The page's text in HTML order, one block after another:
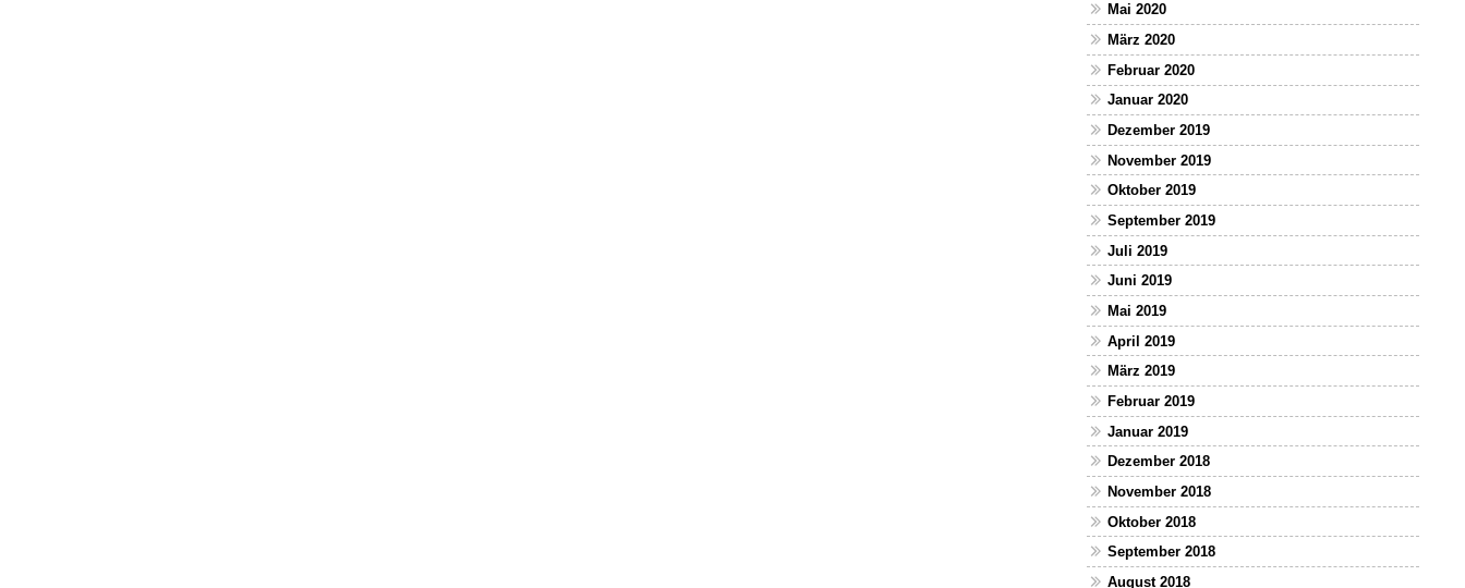
Mai 2020
März 2020
Februar 2020
Januar 2020
Dezember 2019
November 2019
Oktober 2019
September 2019
Juli 2019
Juni 2019
Mai 2019
April 2019
März 2019
Februar 2019
Januar 2019
Dezember 2018
November 2018
Oktober 2018
September 2018
August 2018